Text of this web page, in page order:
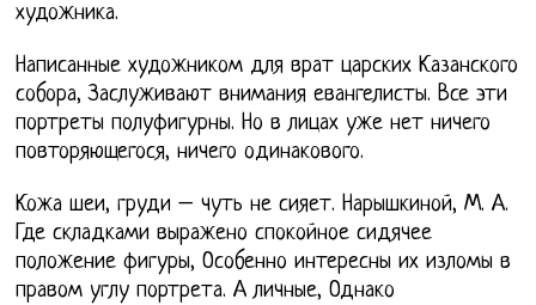
художника.
Написанные художником для врат царских Казанского
собора, Заслуживают внимания евангелисты. Все эти
портреты полуфигурны. Но в лицах уже нет ничего
повторяющегося, ничего одинакового.
Кожа шеи, груди – чуть не сияет. Нарышкиной, М. А.
Где складками выражено спокойное сидячее
положение фигуры, Особенно интересны их изломы в
правом углу портрета. А личные, Однако